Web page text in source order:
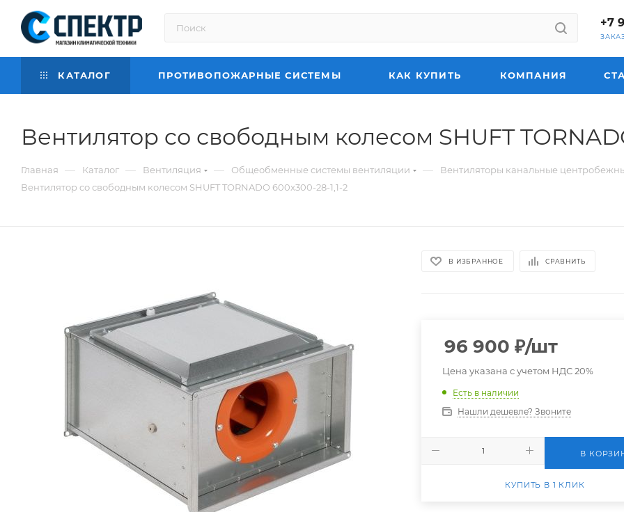
+7
КАТАЛОГ ПРОТИВОПОЖАРНЫЕ СИСТЕМЫ КАК КУПИТЬ КОМПАНИЯ
Вентилятор cо свободным колесом SHUFT
Главная — Каталог — Вентиляция — Общеобменные системы вентиляции — Вентиляторы канальные
Вентилятор cо свободным колесом SHUFT TORNADO 600x300-28-1,1-2
В ИЗБРАННОЕ СРАВНИТЬ
96 900 ₽/шт
Цена указана с учетом НДС 20%
Есть в наличии
Нашли дешевле? Звоните
В
КУПИТЬ В 1 КЛИК